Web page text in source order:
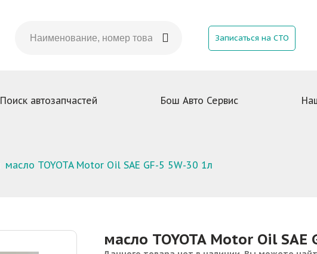
Записаться на СТО
Поиск автозапчастей Бош Авто Сервис
масло TOYOTA Motor Oil SAE GF-5 5W-30 1л
масло TOYOTA Motor Oil SAE